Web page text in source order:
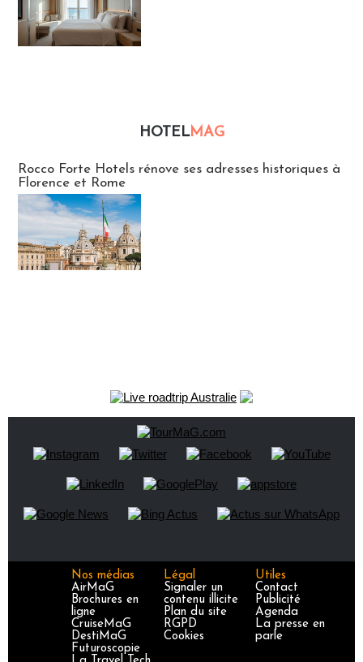
HOTELMAG
Rocco Forte Hotels rénove ses adresses historiques à
Florence et Rome
Nos médias
AirMaG
Brochures en
ligne
CruiseMaG
DestiMaG
Futuroscopie
Légal
Signaler un
contenu illicite
Plan du site
RGPD
Cookies
Utiles
Contact
Publicité
Agenda
La presse en
parle